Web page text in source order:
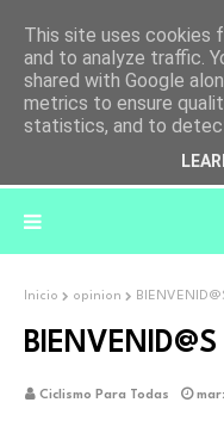
Inicio opinion
BIENVENID@S
Ciclismo Para Todas
This site uses cookies
and to analyze traffic.
shared with Google
metrics to ensure
statistics, and to